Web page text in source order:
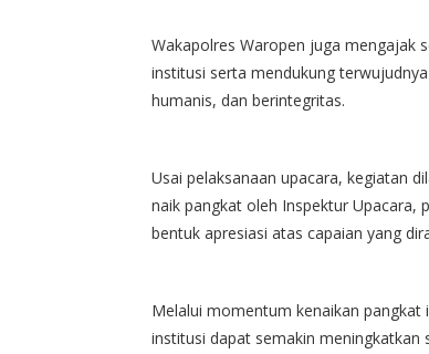
Wakapolres Waropen juga mengajak
institusi serta mendukung
humanis, dan berintegritas.
Usai pelaksanaan upacara, kegiatan
naik pangkat oleh Inspektur Upacara,
bentuk apresiasi atas capaian yang
Melalui momentum kenaikan pangkat
institusi dapat semakin